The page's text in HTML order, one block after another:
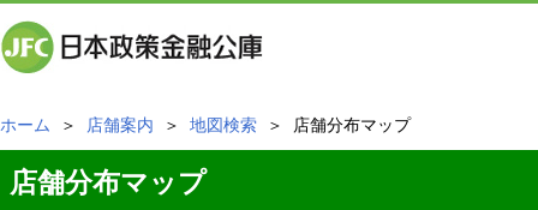
ホーム ＞ 店舗案内 ＞ 地図検索 ＞ 店舗分布マップ
店舗分布マップ